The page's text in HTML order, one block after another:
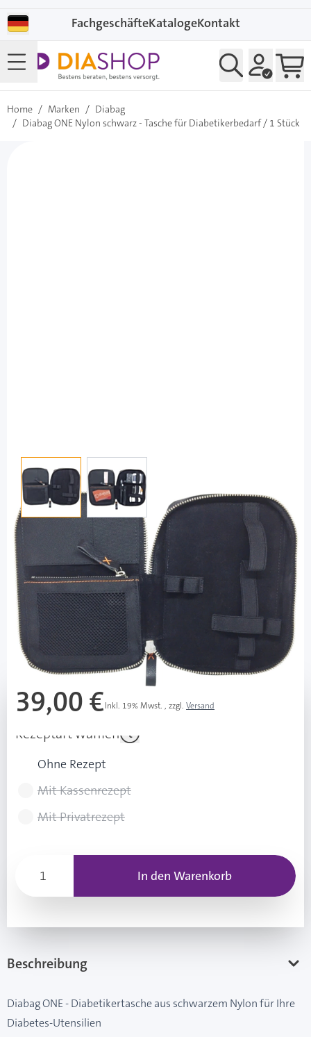
FachgeschäfteKatalogeKontakt
Home / Marken / Diabag
/ Diabag ONE Nylon schwarz - Tasche für Diabetikerbedarf / 1 Stück
View larger imageView larger image
Diabag
Diabag ONE Nylon schwarz - Tasche für
Diabetikerbedarf / 1 Stück
PZN: 10328150 / Diashop.de Kat.-Nr. 111222
Lieferzeit 3-7 Werktage
Mehr über das Produkt
39,00 €Inkl. 19% Mwst. , zzgl. Versand
Rezeptart wählen
Ohne Rezept
Mit Kassenrezept
Mit Privatrezept
In den Warenkorb
Beschreibung
Diabag ONE - Diabetikertasche aus schwarzem Nylon für Ihre
Diabetes-Utensilien